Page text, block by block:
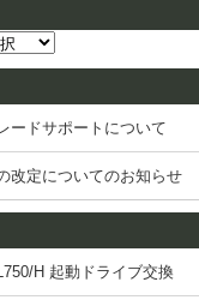
ードサポートについて
改定についてのお知らせ
H 起動ドライブ交換